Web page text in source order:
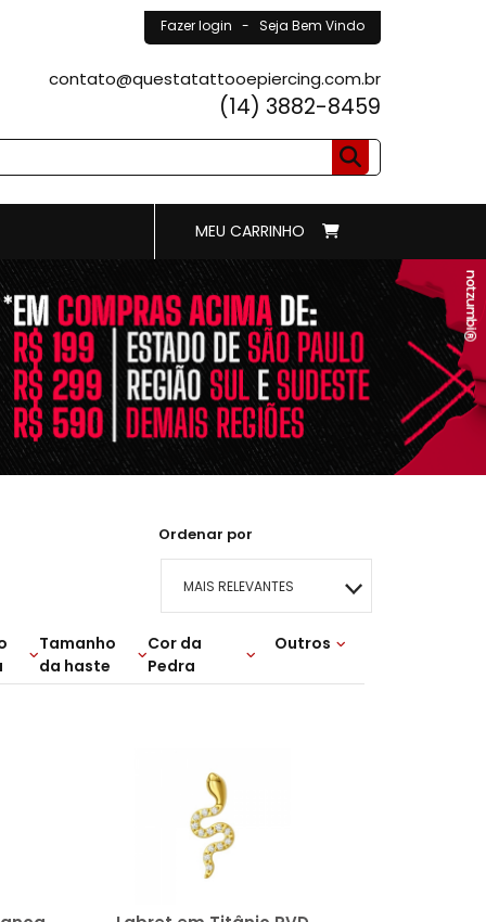
Fazer login - Seja Bem Vindo
contato@questatattooepiercing.com.br
(14) 3882-8459
MEU CARRINHO
Ordenar por
MAIS RELEVANTES
MAIS VENDIDOS
A - Z
Tamanho
da haste
Cor da
Pedra
Outros
Lançamentos